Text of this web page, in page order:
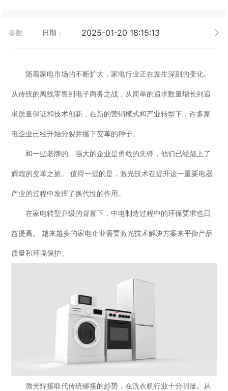
参数 日期： 2025-01-20 18:15:13
随着家电市场的不断扩大，家电行业正在发生深刻的变化。
从传统的离线零售到电子商务之战，从简单的追求数量增长到追
求质量保证和技术创新，在新的营销模式和产业转型下，许多家
电企业已经开始分裂并播下变革的种子。
和一些老牌的、强大的企业是勇敢的先锋，他们已经踏上了
辉煌的变革之旅。 值得一提的是，激光技术在提升这一重要电器
产业的过程中发挥了换代性的作用。
在家电转型升级的背景下，中电制造过程中的环保要求也日
益提高。 越来越多的家电企业需要激光技术解决方案来平衡产品
质量和环境保护。
激光焊接取代传统铆接的趋势，在洗衣机行业十分明显。从